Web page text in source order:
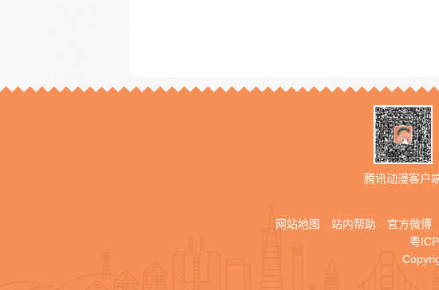
腾讯动漫客户
网站地图 站内帮助 官方微博
粤